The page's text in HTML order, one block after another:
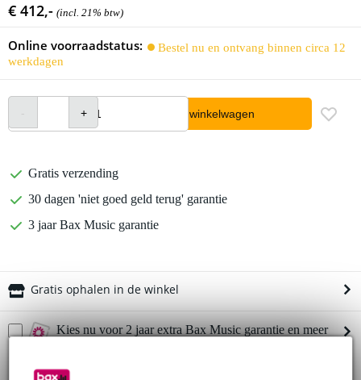
€ 412,- (incl. 21% btw)
Online voorraadstatus:
Bestel nu en ontvang binnen circa 12
werkdagen
In winkelwagen
Gratis verzending
30 dagen 'niet goed geld terug' garantie
3 jaar Bax Music garantie
Gratis ophalen in de winkel
Kies nu voor 2 jaar extra Bax Music garantie en meer